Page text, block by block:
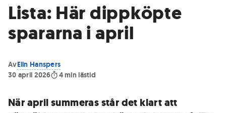
Lista: Här dippköpte
spararna i april
AvElin Hanspers
30 april 2026
4min lästid
När april summeras står det klart att